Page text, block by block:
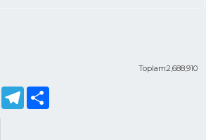
Toplam:2,688,910
WhatsAppTelegram